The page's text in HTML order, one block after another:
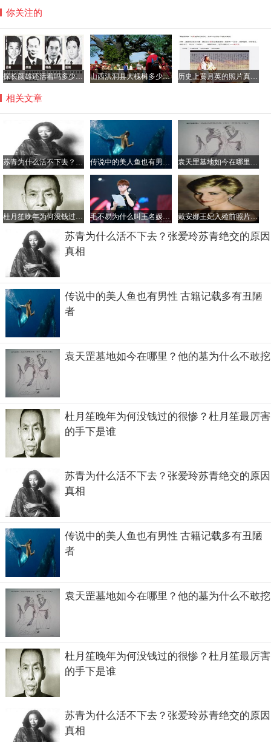
姚玉兰年轻时候的样子，放到现在来看不算是标准意义上的
美女，但是非常的端庄贵气，是典型的旺夫相的长相。
老年的姚玉兰什么样子？
戏子出身的姚玉兰进入杜月笙府以后，非常受杜月笙前三位
太太的排挤，后来姚玉兰又介绍了自己的好姐妹孟小冬给杜
月笙，孟小冬后来成了杜月笙的五姨太。1951年，杜月笙病
逝后，姚玉兰便和孩子们一起去了台湾，姚玉兰也在台湾安
详的度过了晚年。下图中第一排右一为老年的姚玉兰，看起
来发福严重，但是依旧富态逼人。
你关注的
探长颜雄还活着吗多少岁了，颜雄当过吕乐的上级吗？ 山西洪洞县大槐树多少岁了？到大槐树后怎么查找家谱 历史上黄月英的照片真的很丑吗，黄月英那年出生的？
相关文章
苏青为什么活不下去？张爱玲苏青绝交的原因真相 传说中的美人鱼也有男性 古籍记载多有丑陋者 袁天罡墓地如今在哪里？他的墓为什么不敢挖
杜月笙晚年为何没钱过的很惨？杜月笙最厉害的手下是谁 毛不易为什么叫王名媛？他为姐姐写的歌叫什么 戴安娜王妃入殓前照片，车祸非常惨烈王妃都被毁容了
苏青为什么活不下去？张爱玲苏青绝交的原因
真相
传说中的美人鱼也有男性 古籍记载多有丑陋
者
袁天罡墓地如今在哪里？他的墓为什么不敢挖
杜月笙晚年为何没钱过的很惨？杜月笙最厉害
的手下是谁
苏青为什么活不下去？张爱玲苏青绝交的原因
真相
传说中的美人鱼也有男性 古籍记载多有丑陋
者
袁天罡墓地如今在哪里？他的墓为什么不敢挖
杜月笙晚年为何没钱过的很惨？杜月笙最厉害
的手下是谁
苏青为什么活不下去？张爱玲苏青绝交的原因
真相